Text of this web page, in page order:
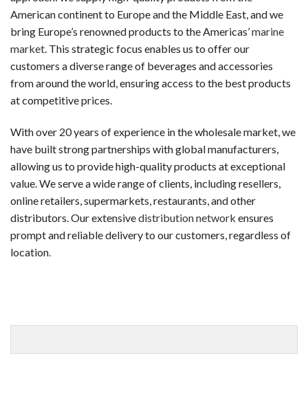
American continent to Europe and the Middle East, and we
bring Europe’s renowned products to the Americas’marine
market. This strategic focus enables us to offer our
customers a diverse range of beverages and accessories
from around the world, ensuring access to the best products
at competitive prices.
With over 20 years of experience in the wholesale market, we
have built strong partnerships with global manufacturers,
allowing us to provide high-quality products at exceptional
value. We serve a wide range of clients, including resellers,
online retailers, supermarkets, restaurants, and other
distributors. Our extensivedistribution network ensures
prompt and reliable delivery to our customers, regardless of
location.
ノーデポジットボーナス
新規登録するだけで、入金不要でもらえるボーナスです。
ウェルカムボーナス（デポジット特典）
最初の入金時に一般的に提供されるボーナスです。チャー
スピンボーナス
キャッシュバックボーナス
失敗した場合でも、損失の一部が戻ってくるオファーです
VIP・ハイローラー・ハイローラー
大量プレイヤーや常連客プレイヤー向けのスペシャルボー
初めての人が陥りやすい5つのミス
オンラインカジノは娯楽です。一部のプレイヤーは継続的
ゲームを理解せずにリアルマネーで始める